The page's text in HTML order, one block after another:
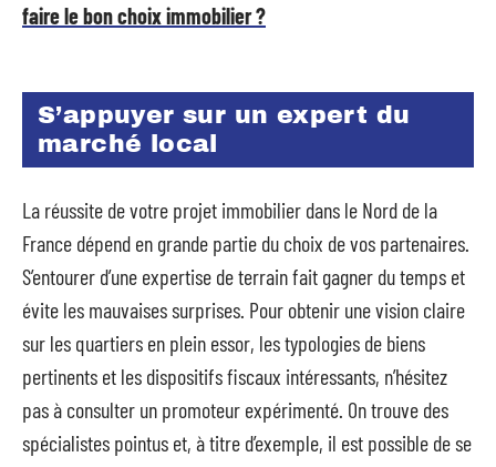
faire le bon choix immobilier ?
S’appuyer sur un expert du
marché local
La réussite de votre projet immobilier dans le Nord de la
France dépend en grande partie du choix de vos partenaires.
S’entourer d’une expertise de terrain fait gagner du temps et
évite les mauvaises surprises. Pour obtenir une vision claire
sur les quartiers en plein essor, les typologies de biens
pertinents et les dispositifs fiscaux intéressants, n’hésitez
pas à consulter un promoteur expérimenté. On trouve des
spécialistes pointus et, à titre d’exemple, il est possible de se